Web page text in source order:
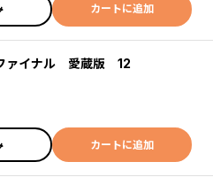
カートに追加
ァイナル 愛蔵版 12
カートに追加